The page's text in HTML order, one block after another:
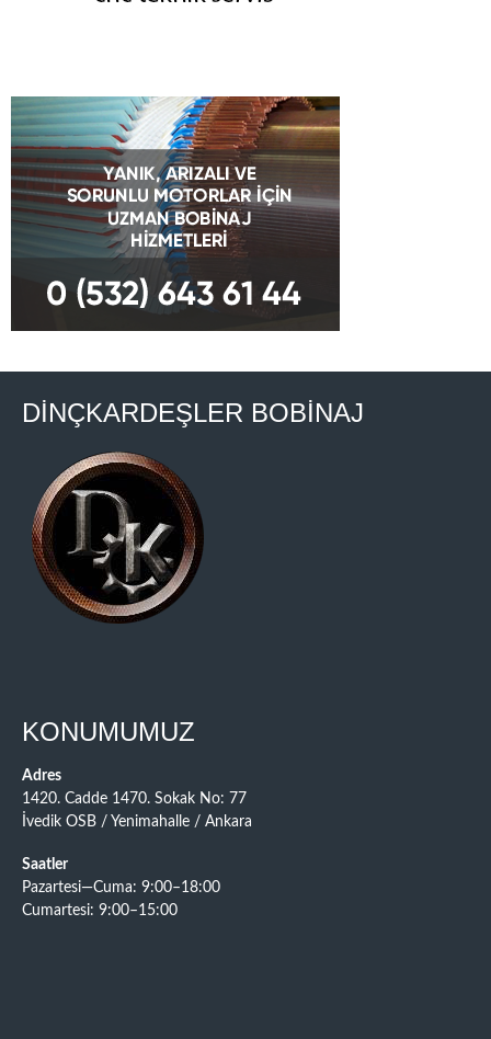
DİNÇKARDEŞLER BOBİNAJ
KONUMUMUZ
Adres
1420. Cadde 1470. Sokak No: 77
İvedik OSB / Yenimahalle / Ankara
Saatler
Pazartesi—Cuma: 9:00–18:00
Cumartesi: 9:00–15:00